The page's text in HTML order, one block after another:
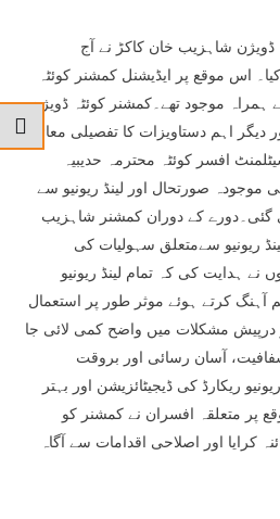
ڈویژن شاہزیب خان کاکڑ نے آج
اس موقع پر ایڈیشنل کمشنر کوئٹہ
ہمراہ موجود تھے۔کمشنر کوئٹہ ڈویژن
دیگر اہم دستاویزات کا تفصیلی معائنہ
افسر کوئٹہ محترمہ حدیبیہ
صورتحال اور لینڈ ریونیو سے
گئی۔دورے کے دوران کمشنر شاہزیب
ریونیو سےمتعلق سہولیات کی
نے ہدایت کی کہ تمام لینڈ ریونیو
آہنگ کرتے ہوئے موثر طور پر استعمال
درپیش مشکلات میں واضح کمی لائی جا
آسان رسائی اور بروقت
ریکارڈ کی ڈیجیٹائزیشن اور بہتر
پر متعلقہ افسران نے کمشنر کو
کرایا اور اصلاحی اقدامات سے آگاہ